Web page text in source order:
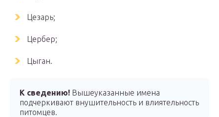
Цезарь;
Цербер;
Цыган.
К сведению! Вышеуказанные имена
подчеркивают внушительность и влиятельность
питомцев.